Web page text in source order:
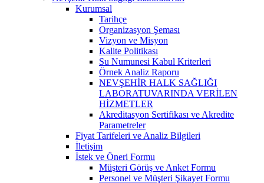
Kurumsal
Tarihçe
Organizasyon Şeması
Vizyon ve Misyon
Kalite Politikası
Su Numunesi Kabul Kriterleri
Örnek Analiz Raporu
NEVŞEHİR HALK SAĞLIĞI
LABORATUVARINDA VERİLEN
HİZMETLER
Akreditasyon Sertifikası ve Akredite
Parametreler
Fiyat Tarifeleri ve Analiz Bilgileri
İletişim
İstek ve Öneri Formu
Müşteri Görüş ve Anket Formu
Personel ve Müşteri Şikayet Formu